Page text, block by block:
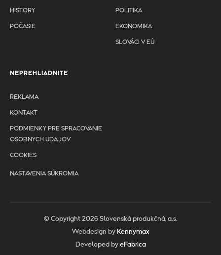
HISTORY
POČASIE
POLITIKA
EKONOMIKA
SLOVÁCI V EÚ
NEPREHLIADNITE
REKLAMA
KONTAKT
PODMIENKY PRE SPRACOVANIE
OSOBNYCH UDAJOV
COOKIES
NASTAVENIA SÚKROMIA
© Copyright 2026 Slovenská produkčná, a.s.
Webdesign by Kennymax
Developed by eFabrica